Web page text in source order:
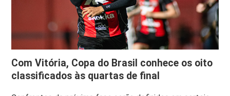
Com Vitória, Copa do Brasil conhece os oito
classificados às quartas de final